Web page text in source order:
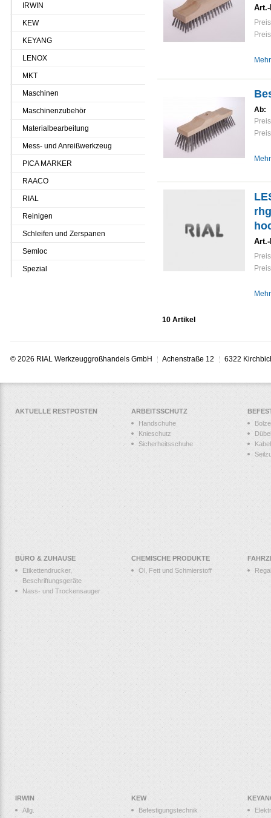
Art.-
Ab:
Art.-
10 Artikel
IRWIN
KEW
KEYANG
LENOX
MKT
Maschinen
Maschinenzubehör
Materialbearbeitung
Mess- und Anreißwerkzeug
PICA MARKER
RAACO
RIAL
Reinigen
Schleifen und Zerspanen
Semloc
Spezial
© 2026 RIAL Werkzeuggroßhandels GmbH Achenstraße 12 6322
AKTUELLE RESTPOSTEN
ARBEITSSCHUTZ
Handschuhe
Knieschutz
Sicherheitsschuhe
Dübel
BÜRO & ZUHAUSE
Etikettendrucker,
Beschriftungsgeräte
Nass- und Trockensauger
CHEMISCHE PRODUKTE
Öl, Fett und Schmierstoff
IRWIN
Allg.
KEW
Befestigungstechnik